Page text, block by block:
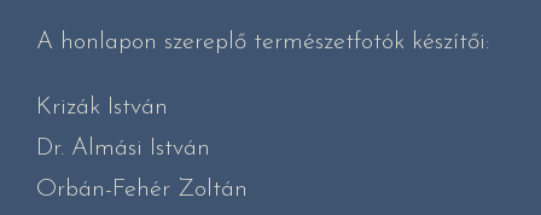
A honlapon szereplő természetfotók készítői:
Krizák István
Dr. Almási István
Orbán-Fehér Zoltán